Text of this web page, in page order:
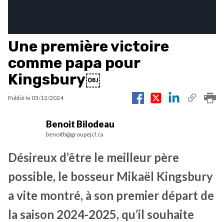
Une première victoire
comme papa pour
Kingsbury￼
Publié le 03/12/2024
Benoit Bilodeau
benoitb@groupejcl.ca
Désireux d’être le meilleur père
possible, le bosseur Mikaël Kingsbury
a vite montré, à son premier départ de
la saison 2024-2025, qu’il souhaite